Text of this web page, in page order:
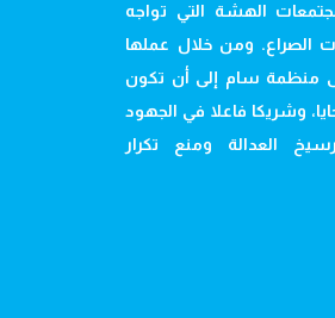
الهشة التي تواجه
الصراع. ومن خلال عملها
منظمة سام إلى أن تكون
وشريكا فاعلا في الجهود
العدالة ومنع تكرار